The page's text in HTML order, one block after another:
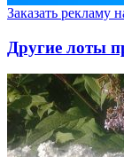
Заказать рекламу
Другие лоты